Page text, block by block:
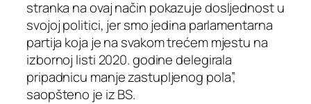
stranka na ovaj način pokazuje dosljednost u
svojoj politici, jer smo jedina parlamentarna
partija koja je na svakom trećem mjestu na
izbornoj listi 2020. godine delegirala
pripadnicu manje zastupljenog pola”,
saopšteno je iz BS.